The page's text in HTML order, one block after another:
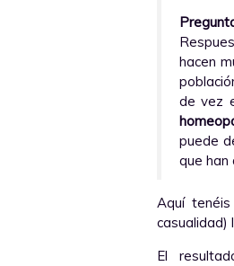
hacen
de vez
puede
que
Aquí
casualidad)
El